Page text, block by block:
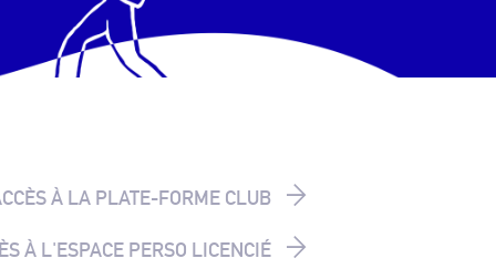
À LA PLATE-FORME CLUB
À L'ESPACE PERSO LICENCIÉ